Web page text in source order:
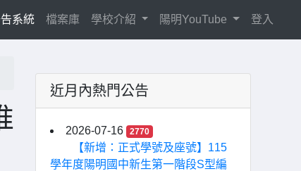
系統 檔案庫 學校介紹 陽明YouTube 登入
近月內熱門公告
2026-07-16 2770
【新增：正式學號及座號】115
學年度陽明國中新生第一階段S型編